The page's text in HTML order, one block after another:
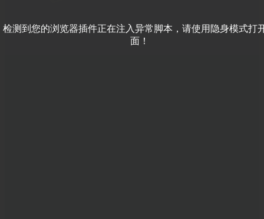
检测到您的浏览器插件正在注入异常脚本，请使用隐身模式打
面！